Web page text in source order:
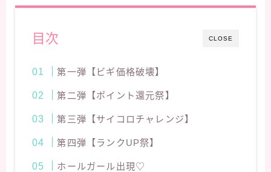
CLOSE
目次
第一弾【ビギ価格破壊】
第二弾【ポイント還元祭】
第三弾【サイコロチャレンジ】
第四弾【ランクUP祭】
ホールガール出現♡